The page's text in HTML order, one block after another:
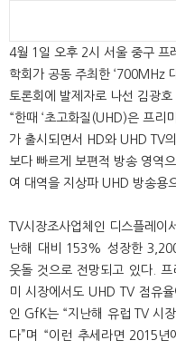
4월 1 일 오후 2시 서울 중구 프
학회가 공동 주최한 ‘700MHz
토론회에 발제자로 나선 김광호
“한때 ‘초고화질 (UHD)은 프리
가 출시되면서
HD와 UHD TV
보다 빠르게 보편적 방송 영역
여 대역을 지상파 UHD 방송용
TV시장조사업체인 디스플레이
난해 대비 153% 성장한
웃돌 것으로 전망되고 있다. 프
미 시장에서도 UHD TV 점유
인 GfK는 “지난해 유럽 TV 시
다”며 “이런 추세라면 2015 년